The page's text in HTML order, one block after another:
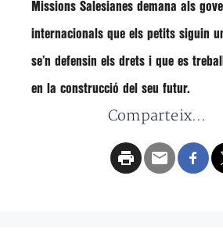
Missions Salesianes demana als
internacionals que els petits siguin
se’n defensin els drets i que es
en la construcció del seu futur.
Comparteix...